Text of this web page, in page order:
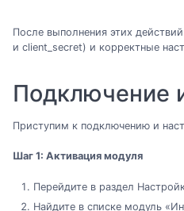
После выполнения этих
и client_secret) и корректные
Подключение
Приступим к подключению и
Шаг 1: Активация модуля
Перейдите в раздел
Найдите в списке модуль